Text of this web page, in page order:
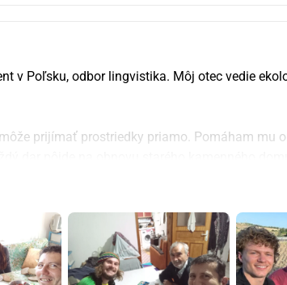
v Poľsku, odbor lingvistika. Môj otec vedie
prijímať prostriedky priamo. Pomáham mu
ktorí zdieľajú jeho vášeň pre udržateľné
to pre nás veľmi znamená!